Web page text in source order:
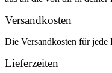
Versandkosten
Die Versandkosten für jede
Lieferzeiten